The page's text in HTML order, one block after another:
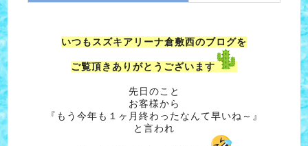
いつもスズキアリーナ倉敷西のブログを
ご覧頂きありがとうございます
先日のこと
お客様から
『もう今年も１ヶ月終わったなんて早いね～』
と言われ